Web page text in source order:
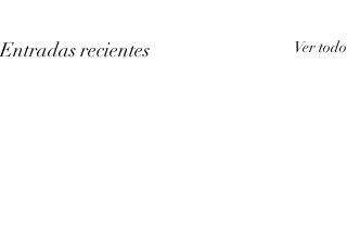
Entradas recientes Ver todo